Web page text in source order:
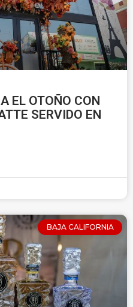
EL OTOÑO CON
SERVIDO EN
BAJA CALIFORNIA